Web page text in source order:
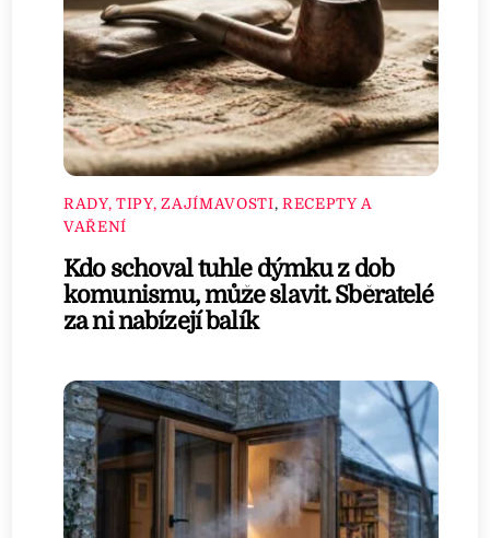
RADY, TIPY, ZAJÍMAVOSTI, RECEPTY A
VAŘENÍ
Kdo schoval tuhle dýmku z dob
komunismu, může slavit. Sběratelé
za ni nabízejí balík